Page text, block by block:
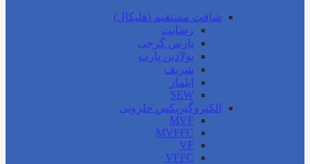
شافت مستقیم (هلیکال)
رضایت
پارس گرجی
پولادین پارت
شریف
ایلماز
SEW
الکتروگیربکس حلزونی
MVF
MVFFC
VF
VFFC